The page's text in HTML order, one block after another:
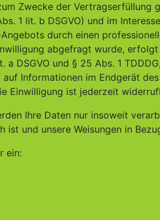
Zwecke der Vertragserfüllung
1 lit. b DSGVO) und im
durch einen
abgefragt wurde,
a DSGVO und § 25 Abs. 1
Informationen im Endgerät
Einwilligung ist jederzeit
Ihre Daten nur insoweit
und unsere Weisungen in
ein: